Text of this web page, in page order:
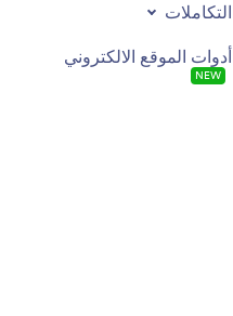
التكاملات
أدوات الموقع الالكتروني
NEW